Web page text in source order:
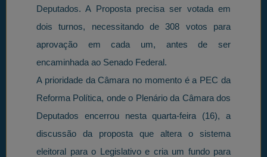
Deputados. A Proposta precisa ser votada em
dois turnos, necessitando de 308 votos para
aprovação em cada um, antes de ser
encaminhada ao Senado Federal.
A prioridade da Câmara no momento é a PEC da
Reforma Política, onde o Plenário da Câmara dos
Deputados encerrou nesta quarta-feira (16), a
discussão da proposta que altera o sistema
eleitoral para o Legislativo e cria um fundo para